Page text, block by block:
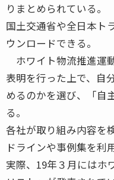
りまとめられている。
国土交通省や全日本ト
ウンロードできる。
ホワイト物流推進運
表明を行った上で、自
めるのかを選び、「自
る。
各社が取り組み内容を
ドラインや事例集を利
実際、19年３月にはホ